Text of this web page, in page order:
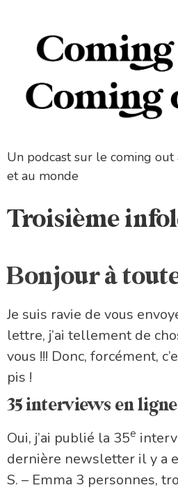
Un podcast sur le coming out
et au monde
Troisième
Bonjour à
Je suis ravie de vous
lettre, j’ai tellement de
vous !!! Donc, forcément,
pis !
35 interviews en
Oui, j’ai publié la 35e
dernière newsletter il y a
S. – Emma 3 personnes,